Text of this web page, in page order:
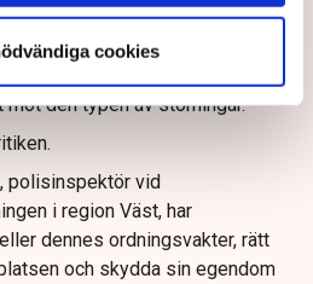
cookies
att blockera en
och om inte polisen borde
den typen av störningar.
polisinspektör vid
i region Väst, har
dennes ordningsvakter, rätt
och skydda sin egendom